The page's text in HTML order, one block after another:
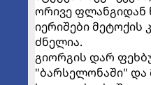
ორივე ფლანგიდან
იერიშები მეტოქის
ძნელია.
გიორგის დარ
"ბარსელონაში" და